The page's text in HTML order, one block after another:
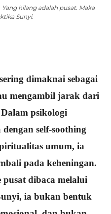
hilang adalah pusat. Maka
Sunyi.
dimaknai sebagai
mengambil jarak dari
psikologi
self-soothing
umum, ia
pada keheningan.
dibaca melalui
ia bukan bentuk